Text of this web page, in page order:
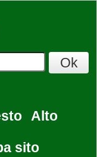
Alto
sito